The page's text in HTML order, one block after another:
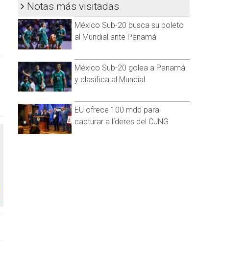
Notas más visitadas
México Sub-20 busca su boleto
al Mundial ante Panamá
México Sub-20 golea a Panamá
y clasifica al Mundial
EU ofrece 100 mdd para
capturar a líderes del CJNG